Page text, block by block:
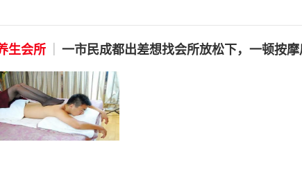
生会所 一市民成都出差想找会所放松下，一顿按